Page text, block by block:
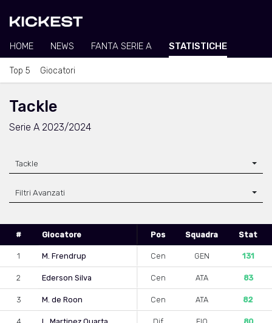
HOME NEWS FANTA SERIE A STATISTICHE
Top 5 Giocatori
Tackle
Serie A 2023/2024
Tackle
Filtri Avanzati
# Giocatore Pos Squadra Stat
1 M. Frendrup Cen GEN 131
2 Ederson Silva Cen ATA 83
3 M. de Roon Cen ATA 82